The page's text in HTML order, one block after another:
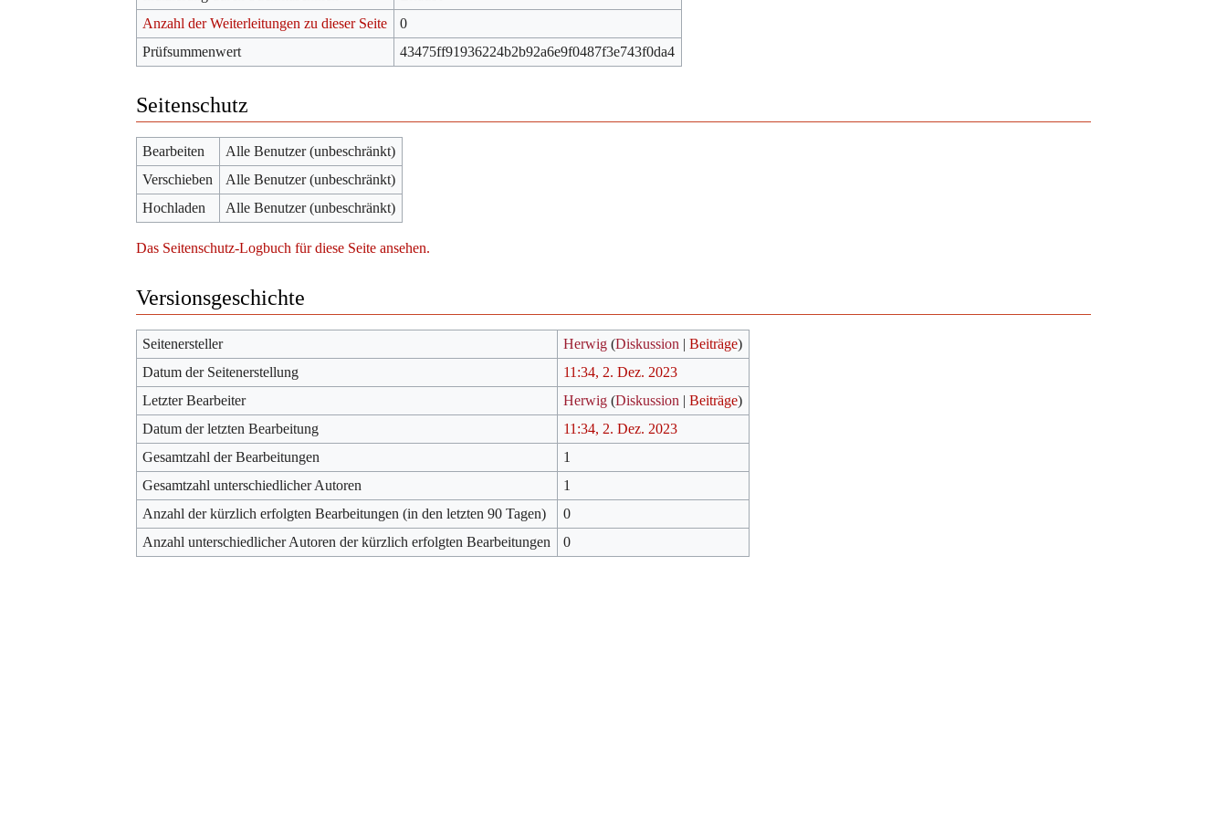
Anzahl der Weiterleitungen zu dieser Seite
0
Prüfsummenwert
43475ff91936224b2b92a6e9f0487f3e743f0da4
Seitenschutz
Bearbeiten
Alle Benutzer (unbeschränkt)
Verschieben
Alle Benutzer (unbeschränkt)
Hochladen
Alle Benutzer (unbeschränkt)
Das Seitenschutz-Logbuch für diese Seite ansehen.
Versionsgeschichte
Seitenersteller Herwig (Diskussion |Beiträge)
Datum der Seitenerstellung
11:34, 2. Dez. 2023
Letzter Bearbeiter
Herwig (Diskussion |Beiträge)
Datum der letzten Bearbeitung
11:34, 2. Dez. 2023
Gesamtzahl der Bearbeitungen
1
Gesamtzahl unterschiedlicher Autoren
1
Anzahl der kürzlich erfolgten Bearbeitungen (in den letzten 90 Tagen)
0
Anzahl unterschiedlicher Autoren der kürzlich erfolgten Bearbeitungen
0